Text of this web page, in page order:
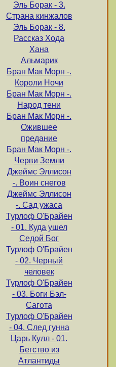
Эль Борак - 3.
Страна кинжалов
Эль Борак - 8.
Рассказ Хода
Хана
Альмарик
Бран Мак Морн -.
Короли Ночи
Бран Мак Морн -.
Народ тени
Бран Мак Морн -.
Ожившее
предание
Бран Мак Морн -.
Черви Земли
Джеймс Эллисон
-. Воин снегов
Джеймс Эллисон
-. Сад ужаса
Турлоф О'Брайен
- 01. Куда ушел
Седой Бог
Турлоф О'Брайен
- 02. Черный
человек
Турлоф О'Брайен
- 03. Боги Бэл-
Сагота
Турлоф О'Брайен
- 04. След гунна
Царь Кулл - 01.
Бегство из
Атлантиды